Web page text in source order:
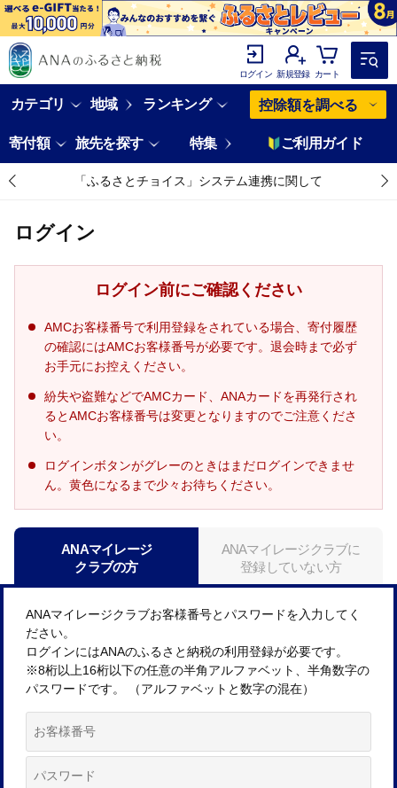
ログイン 新規登録 カート
カテゴリ 地域 ランキング 控除額を調べる
寄付額 旅先を探す 特集 ご利用ガイド
「ふるさとチョイス」システム連携に関して
ログイン
ログイン前にご確認ください
AMCお客様番号で利用登録をされている場合、寄付履歴
の確認にはAMCお客様番号が必要です。退会時まで必ず
お手元にお控えください。
紛失や盗難などでAMCカード、ANAカードを再発行され
るとAMCお客様番号は変更となりますのでご注意くださ
い。
ログインボタンがグレーのときはまだログインできませ
ん。黄色になるまで少々お待ちください。
ANAマイレージ
クラブの方
ANAマイレージクラブに
登録していない方
ANAマイレージクラブお客様番号とパスワードを入力してく
ださい。
ログインにはANAのふるさと納税の利用登録が必要です。
※8桁以上16桁以下の任意の半角アルファベット、半角数字の
パスワードです。 （アルファベットと数字の混在）